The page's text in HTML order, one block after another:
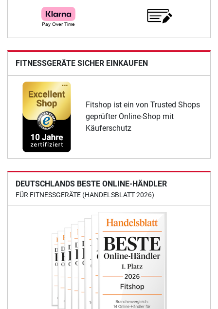
FITNESSGERÄTE SICHER EINKAUFEN
Fitshop ist ein von Trusted Shops
geprüfter Online-Shop mit
Käuferschutz
DEUTSCHLANDS BESTE ONLINE-HÄNDLER
FÜR FITNESSGERÄTE (HANDELSBLATT 2026)